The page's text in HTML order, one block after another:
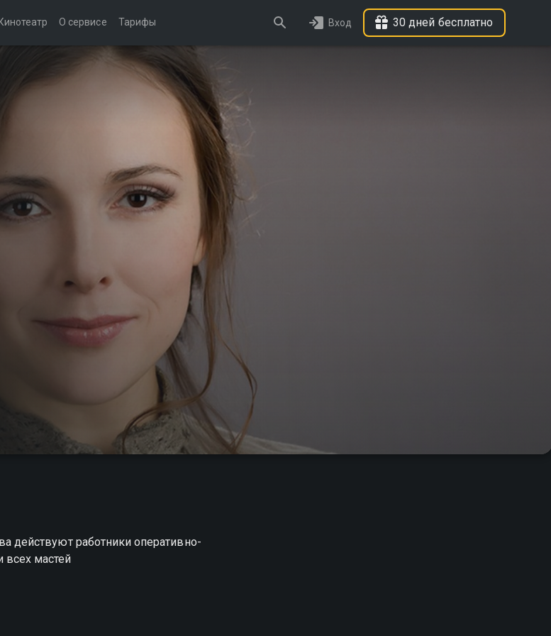
Кинотеатр О сервисе Тарифы Вход 30 дней бесплатно
действуют работники оперативно-
мастей